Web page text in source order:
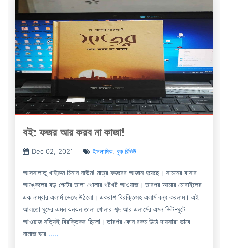
বই: ফজর আর করব না কাজা!
Dec 02, 2021 ইসলামিক, বুক রিভিউ
আসসালাতু খাইরুম মিনান নাউম! মাত্র ফজরের আজান হয়েছে। সামনের বাসার
আঙ্কেলের বড় গেটের তালা খোলার খটখট আওয়াজ। তারপর আমার মোবাইলের
এক নাম্বার এলার্ম ভেজে উঠলো। একরাশ বিরক্তিসহ এলার্ম বন্ধ করলাম। এই
আলতো ঘুমের এমন ঝনঝন তালা খোলার শব্দ আর এলার্মের এমন ভিট-ঘুটে
আওয়াজ সত্যিই বিরক্তিকর ছিলো। তারপর কোন রকম উঠে দায়সারা ভাবে
নামাজ ঘরে .....